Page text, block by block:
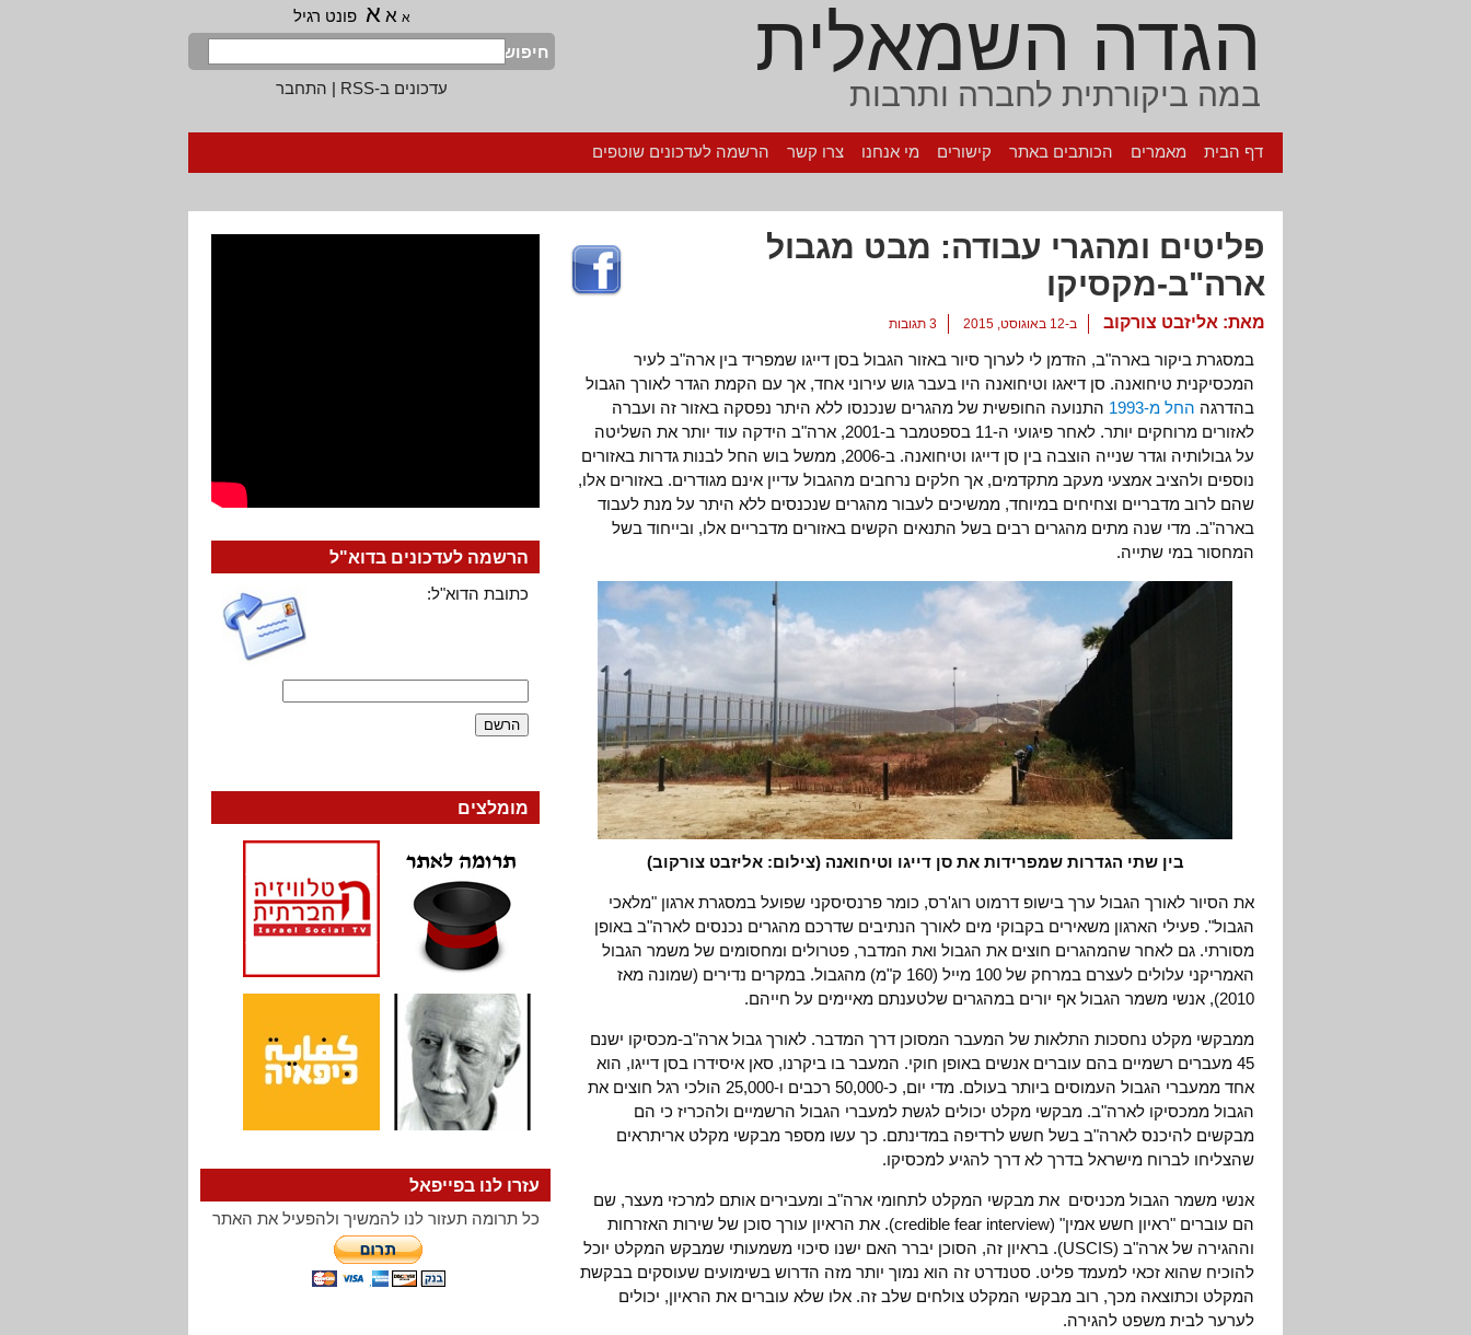
הגדה השמאלית
במה ביקורתית לחברה ותרבות
א א א פונט רגיל
חיפוש
עדכונים ב-RSS
| התחבר
דף הבית מאמרים הכותבים באתר קישורים מי אנחנו צרו קשר הרשמה לעדכונים שוטפים
פליטים ומהגרי עבודה: מבט מגבול
ארה"ב-מקסיקו
מאת: אליזבט צורקוב ב-12 באוגוסט, 2015 3 תגובות
במסגרת ביקור בארה"ב, הזדמן לי לערוך סיור באזור הגבול בסן דייגו שמפריד בין ארה"ב לעיר
המכסיקנית טיחואנה. סן דיאגו וטיחואנה היו בעבר גוש עירוני אחד, אך עם הקמת הגדר לאורך הגבול
בהדרגה החל מ-1993
התנועה החופשית של מהגרים שנכנסו ללא היתר נפסקה באזור זה ועברה
לאזורים מרוחקים יותר. לאחר פיגועי ה-11 בספטמבר ב-2001, ארה"ב הידקה עוד יותר את השליטה
על גבולותיה וגדר שנייה הוצבה בין סן דייגו וטיחואנה. ב-2006, ממשל בוש החל לבנות גדרות באזורים
נוספים ולהציב אמצעי מעקב מתקדמים, אך חלקים נרחבים מהגבול עדיין אינם מגודרים. באזורים אלו,
שהם לרוב מדבריים וצחיחים במיוחד, ממשיכים לעבור מהגרים שנכנסים ללא היתר על מנת לעבוד
בארה"ב. מדי שנה מתים מהגרים רבים בשל התנאים הקשים באזורים מדבריים אלו, ובייחוד בשל
המחסור במי שתייה.
בין שתי הגדרות שמפרידות את סן דייגו וטיחואנה (צילום: אליזבט צורקוב)
את הסיור לאורך הגבול ערך בישופ דרמוט רוג'רס, כומר פרנסיסקני שפועל במסגרת ארגון "מלאכי
הגבול". פעילי הארגון משאירים בקבוקי מים לאורך הנתיבים שדרכם מהגרים נכנסים לארה"ב באופן
מסורתי. גם לאחר שהמהגרים חוצים את הגבול ואת המדבר, פטרולים ומחסומים של משמר הגבול
האמריקני עלולים לעצרם במרחק של 100 מייל (160 ק"מ) מהגבול. במקרים נדירים (שמונה מאז
2010), אנשי משמר הגבול אף יורים במהגרים שלטענתם מאיימים על חייהם.
ממבקשי מקלט נחסכות התלאות של המעבר המסוכן דרך המדבר. לאורך גבול ארה"ב-מכסיקו ישנם
45 מעברים רשמיים בהם עוברים אנשים באופן חוקי. המעבר בו ביקרנו, סאן איסידרו בסן דייגו, הוא
אחד ממעברי הגבול העמוסים ביותר בעולם. מדי יום, כ-50,000 רכבים ו-25,000 הולכי רגל חוצים את
הגבול ממכסיקו לארה"ב. מבקשי מקלט יכולים לגשת למעברי הגבול הרשמיים ולהכריז כי הם
מבקשים להיכנס לארה"ב בשל חשש לרדיפה במדינתם. כך עשו מספר מבקשי מקלט אריתראים
שהצליחו לברוח מישראל בדרך לא דרך להגיע למכסיקו.
אנשי משמר הגבול מכניסים את מבקשי המקלט לתחומי ארה"ב ומעבירים אותם למרכזי מעצר, שם
הם עוברים "ראיון חשש אמין" (credible fear interview). את הראיון עורך סוכן של שירות האזרחות
וההגירה של ארה"ב (USCIS). בראיון זה, הסוכן יברר האם ישנו סיכוי משמעותי שמבקש המקלט יוכל
להוכיח שהוא זכאי למעמד פליט. סטנדרט זה הוא נמוך יותר מזה הדרוש בשימועים שעוסקים בבקשת
המקלט וכתוצאה מכך, רוב מבקשי המקלט צולחים שלב זה. אלו שלא עוברים את הראיון, יכולים
לערער לבית משפט להגירה.
הרשמה לעדכונים בדוא"ל
כתובת הדוא"ל:
מומלצים
עזרו לנו בפייפאל
כל תרומה תעזור לנו להמשיך ולהפעיל את האתר